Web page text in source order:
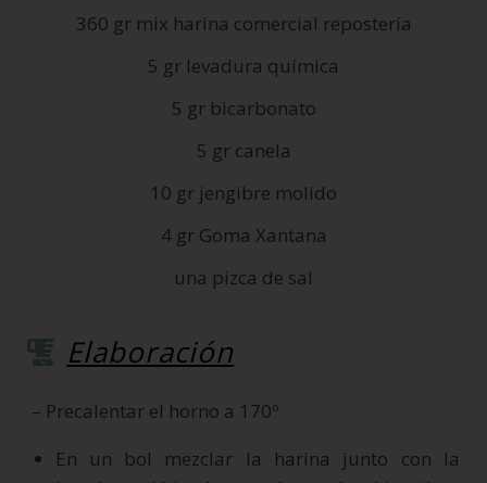
360 gr mix harina comercial repostería
5 gr levadura química
5 gr bicarbonato
5 gr canela
10 gr jengibre molido
4 gr Goma Xantana
una pizca de sal
Elaboración
– Precalentar el horno a 170º
En un bol mezclar la harina junto con la